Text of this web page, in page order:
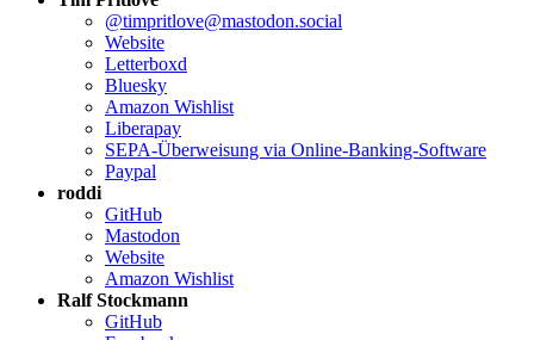
@timpritlove@mastodon.social
Website
Letterboxd
Bluesky
Amazon Wishlist
Liberapay
SEPA-Überweisung via Online-Banking-Software
Paypal
roddi
GitHub
Mastodon
Website
Amazon Wishlist
Ralf Stockmann
GitHub